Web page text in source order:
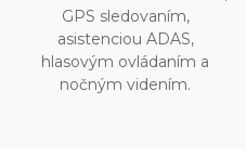
GPS sledovaním,
asistenciou ADAS,
hlasovým ovládaním a
nočným videním.